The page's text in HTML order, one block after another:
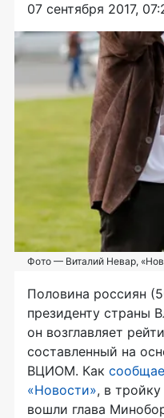
07 сентября 2017,
Фото — Виталий Невар,
Половина россиян
президенту страны
он возглавляет
составленный на
ВЦИОМ. Как
«Новости», в
вошли глава